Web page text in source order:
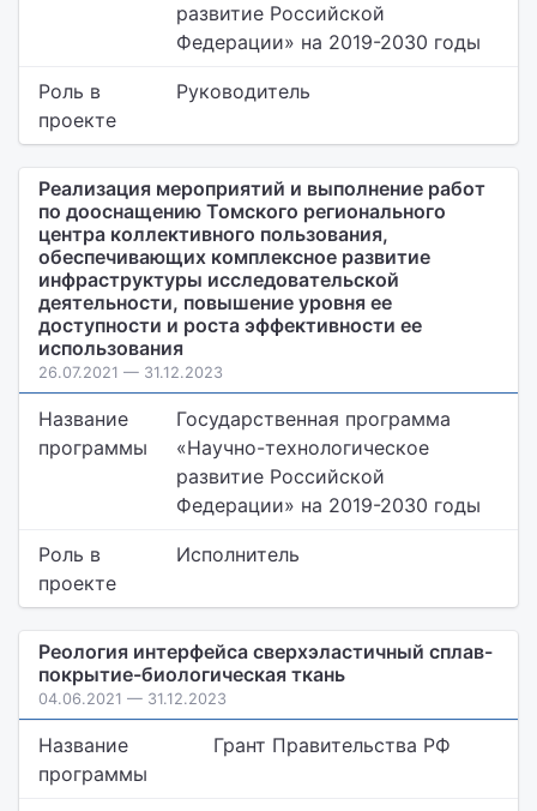
развитие Российской
Федерации» на 2019-2030 годы
Роль в
проекте
Руководитель
Реализация мероприятий и выполнение работ
по дооснащению Томского регионального
центра коллективного пользования,
обеспечивающих комплексное развитие
инфраструктуры исследовательской
деятельности, повышение уровня ее
доступности и роста эффективности ее
использования
26.07.2021 — 31.12.2023
Название
программы
Государственная программа
«Научно-технологическое
развитие Российской
Федерации» на 2019-2030 годы
Роль в
проекте
Исполнитель
Реология интерфейса сверхэластичный сплав-
покрытие-биологическая ткань
04.06.2021 — 31.12.2023
Название
программы
Грант Правительства РФ